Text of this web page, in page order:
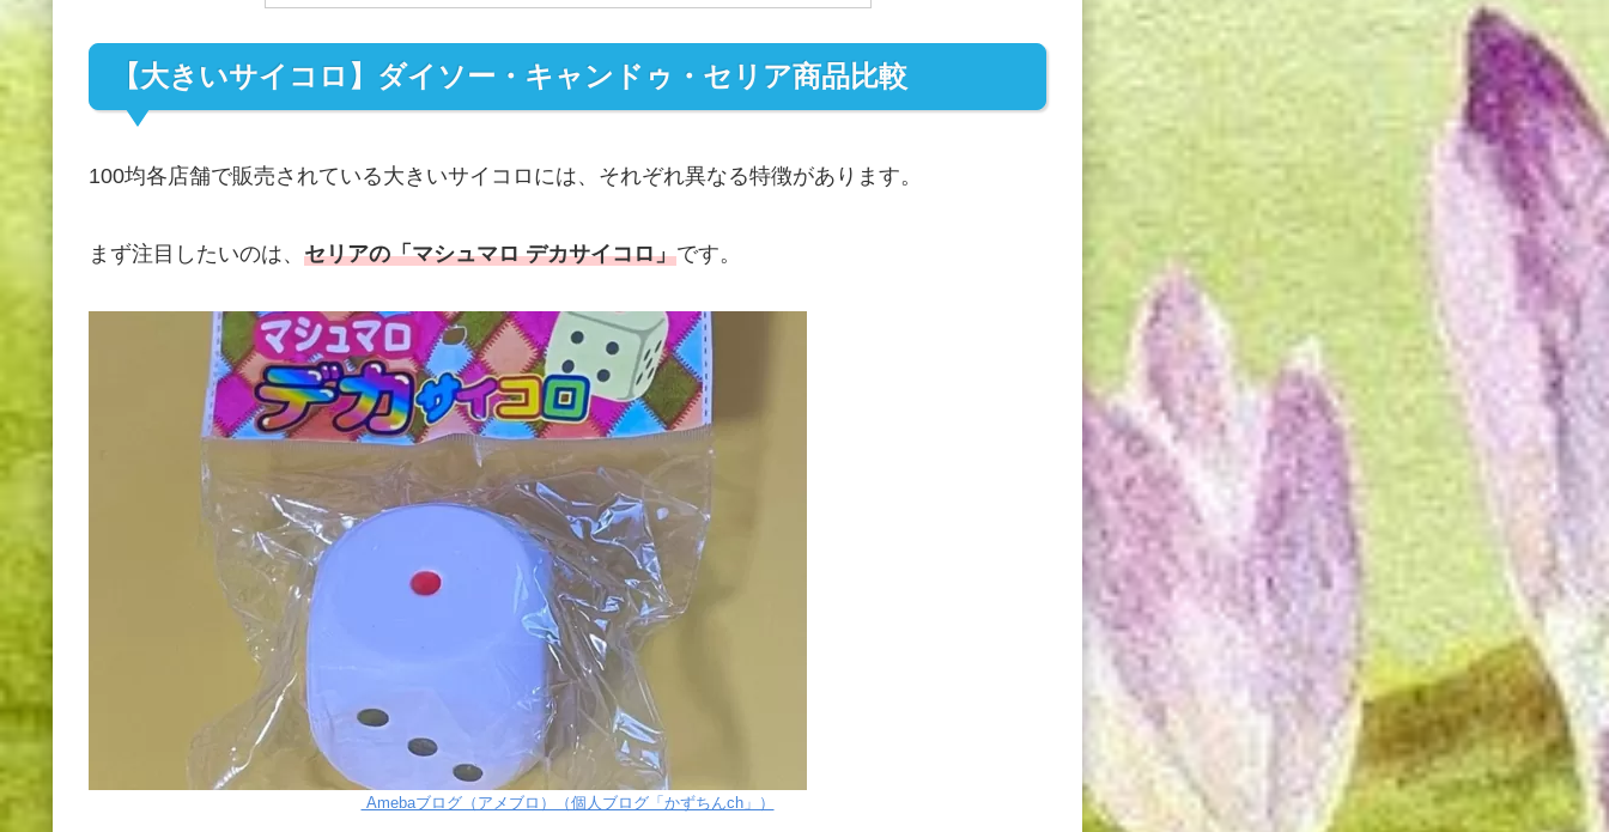
【大きいサイコロ】ダイソー・キャンドゥ・セリア商品比較
100均各店舗で販売されている大きいサイコロには、それぞれ異なる特徴があります。
まず注目したいのは、 セリアの「マシュマロ デカサイコロ」です。
Amebaブログ（アメブロ）（個人ブログ「かずちんch」）